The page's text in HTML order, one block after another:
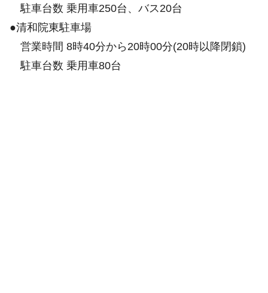
駐車台数 乗用車250台、バス20台
●清和院東駐車場
営業時間 8時40分から20時00分(20時以降閉鎖)
駐車台数 乗用車80台